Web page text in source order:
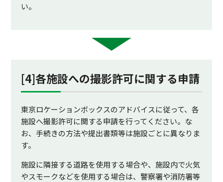
い。
[4]各施設への撮影許可に関する申請
東京ロケーションボックスのアドバイスに従って、各
施設へ撮影許可に関する申請を行ってください。な
お、手続きの方法や提出書類等は施設ごとに異なりま
す。
施設に隣接する道路を使用する場合や、施設内で火気
やスモークなどを使用する場合は、警察署や消防署等